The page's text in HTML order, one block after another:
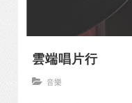
雲端唱片行
音樂